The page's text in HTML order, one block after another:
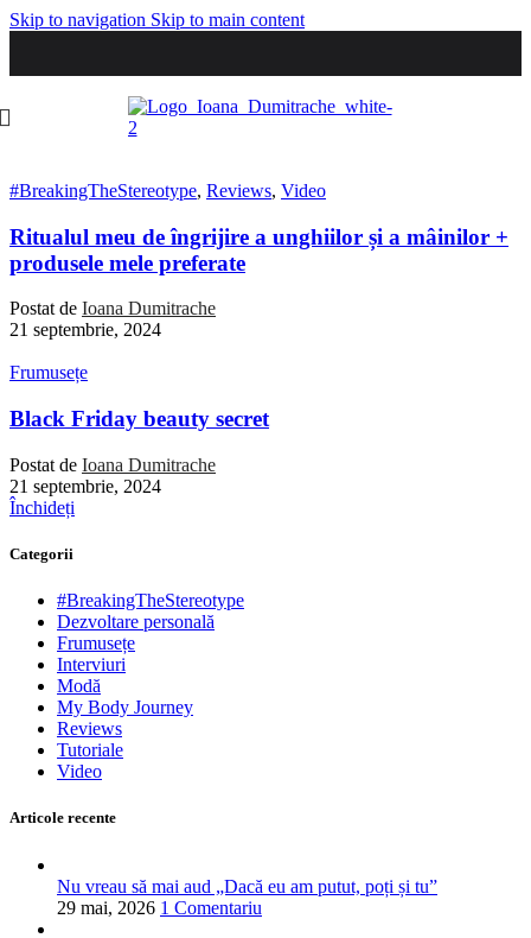
Skip to navigation Skip to main content
#BreakingTheStereotype, Reviews, Video
Ritualul meu de îngrijire a unghiilor și a mâinilor +
produsele mele preferate
Postat de Ioana Dumitrache
21 septembrie, 2024
Frumusețe
Black Friday beauty secret
Postat de Ioana Dumitrache
21 septembrie, 2024
Închideți
Categorii
#BreakingTheStereotype
Dezvoltare personală
Frumusețe
Interviuri
Modă
My Body Journey
Reviews
Tutoriale
Video
Articole recente
Nu vreau să mai aud „Dacă eu am putut, poți și tu”
29 mai, 2026 1 Comentariu